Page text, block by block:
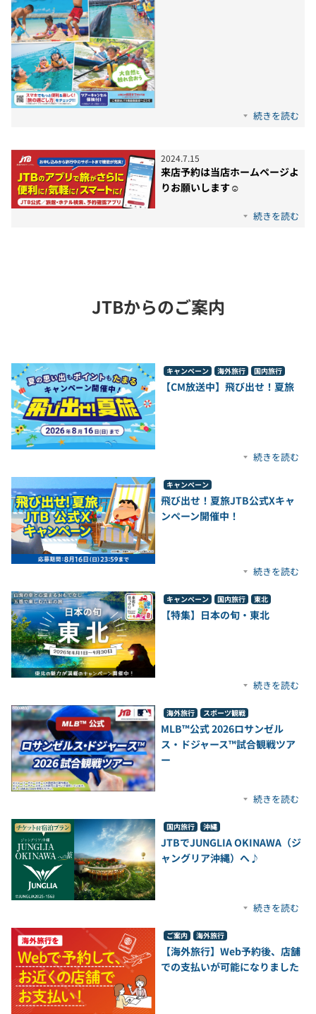
続きを読む
2024.7.15
来店予約は当店ホームページよ
りお願いします☺
続きを読む
JTBからのご案内
キャンペーン 海外旅行 国内旅行
【CM放送中】飛び出せ！夏旅
続きを読む
キャンペーン
飛び出せ！夏旅JTB公式Xキャ
ンペーン開催中！
続きを読む
キャンペーン 国内旅行 東北
【特集】日本の旬・東北
続きを読む
海外旅行 スポーツ観戦
MLB™公式 2026ロサンゼル
ス・ドジャース™試合観戦ツア
ー
続きを読む
国内旅行 沖縄
JTBでJUNGLIA OKINAWA（ジ
ャングリア沖縄）へ♪
続きを読む
ご案内 海外旅行
【海外旅行】Web予約後、店舗
での支払いが可能になりました